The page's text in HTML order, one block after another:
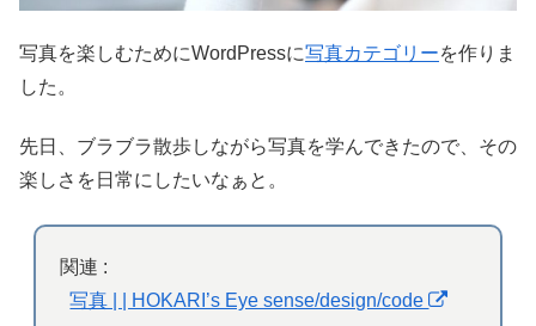
写真を楽しむためにWordPressに写真カテゴリーを作りま
した。
先日、ブラブラ散歩しながら写真を学んできたので、その
楽しさを日常にしたいなぁと。
関連 :
写真 | | HOKARI’s Eye sense/design/code